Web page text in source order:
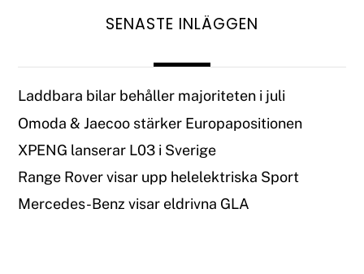
SENASTE INLÄGGEN
Laddbara bilar behåller majoriteten i juli
Omoda & Jaecoo stärker Europapositionen
XPENG lanserar L03 i Sverige
Range Rover visar upp helelektriska Sport
Mercedes-Benz visar eldrivna GLA